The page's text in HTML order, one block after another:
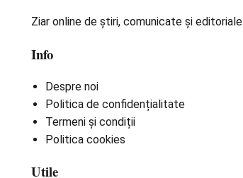
Ziar online de știri, comunicate și editoriale
Info
Despre noi
Politica de confidențialitate
Termeni și condiții
Politica cookies
Utile